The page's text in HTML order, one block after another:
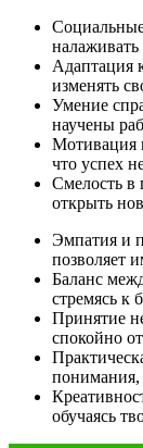
Адаптация
изменять
Умение
научены
Мотивация
что успех
Смелость в
открыть
Эмпатия и
позволяет
Баланс
стремясь к
Принятие
спокойно
понимания,
обучаясь